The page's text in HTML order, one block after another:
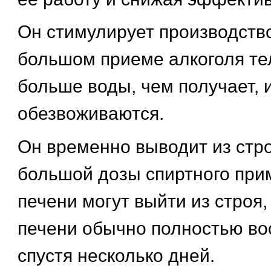
Он стимулирует
большом приеме алкоголя
больше воды, чем получает,
обезвоживаются.
Он временно выводит из
большой дозы спиртного
печени могут выйти из
печени обычно полностью
спустя несколько дней.